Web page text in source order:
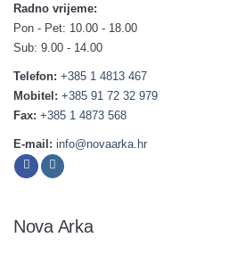
Radno vrijeme:
Pon - Pet: 10.00 - 18.00
Sub: 9.00 - 14.00
Telefon: +385 1 4813 467
Mobitel: +385 91 72 32 979
Fax: +385 1 4873 568
E-mail: info@novaarka.hr
Nova Arka